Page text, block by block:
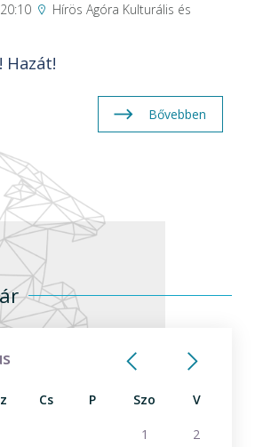
Hírös Agóra Kulturális és
Hazát!
Bővebben
előző
Cs P Szo V
1 2